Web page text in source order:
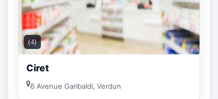
(4)
Ciret
6 Avenue Garibaldi, Verdun